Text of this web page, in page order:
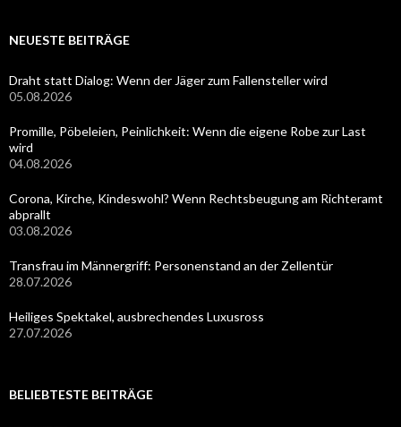
NEUESTE BEITRÄGE
Draht statt Dialog: Wenn der Jäger zum Fallensteller wird
05.08.2026
Promille, Pöbeleien, Peinlichkeit: Wenn die eigene Robe zur Last
wird
04.08.2026
Corona, Kirche, Kindeswohl? Wenn Rechtsbeugung am Richteramt
abprallt
03.08.2026
Transfrau im Männergriff: Personenstand an der Zellentür
28.07.2026
Heiliges Spektakel, ausbrechendes Luxusross
27.07.2026
BELIEBTESTE BEITRÄGE